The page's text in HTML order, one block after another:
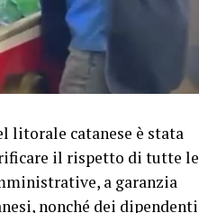
litorale catanese è stata
il rispetto di tutte le
a garanzia
nonché dei dipendenti